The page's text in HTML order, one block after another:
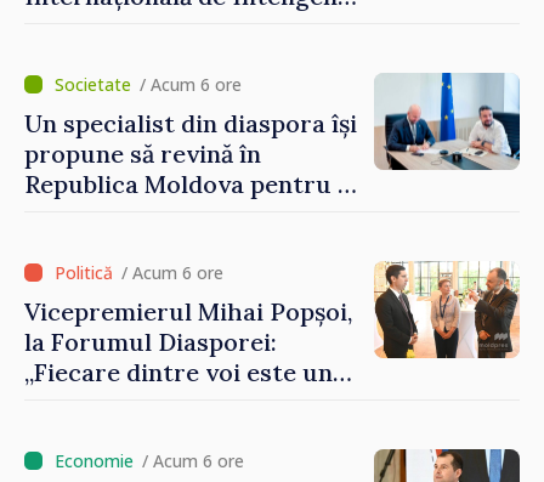
/ Acum 6 ore
Un specialist din diaspora își
propune să revină în
Republica Moldova pentru a
/ Acum 6 ore
Vicepremierul Mihai Popșoi,
la Forumul Diasporei:
„Fiecare dintre voi este un
imaginii Republicii Moldova”
/ Acum 6 ore